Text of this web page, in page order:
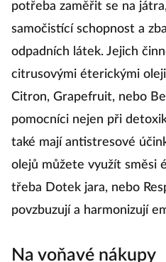
potřeba zaměřit se na
samočistící schopnost a
odpadních látek. Jejich
citrusovými éterickými
Citron, Grapefruit, nebo
pomocníci nejen při
také mají antistresové
olejů můžete využít směsi
třeba Dotek jara, nebo
povzbuzují a harmonizují
Na voňavé nákupy